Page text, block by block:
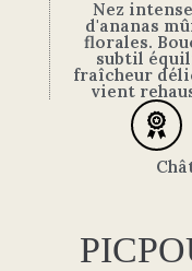
Nez
d'ananas
florales.
subtil
fraîcheur
vient